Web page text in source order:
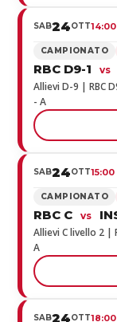
SAB24OTT14:00
CAMPIONATO
RBC D9-1 vs
Allievi D-9 | RBC
- A
SAB24OTT15:00
CAMPIONATO
RBC C vs
Allievi C livello 2 |
A
SAB24OTT18:00